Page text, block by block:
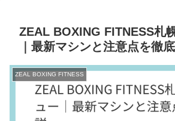
ZEAL BOXING FITNESS札
｜最新マシンと注意点を徹
ZEAL BOXING FITNESS